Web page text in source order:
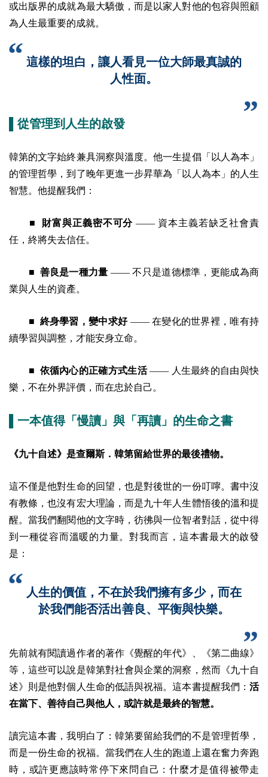
或出版界的成就為最大驕傲，而是以家人對他的包容與照顧
為人生最重要的成就。
這樣的坦白，讓人看見一位大師最真誠的
人性面。
▌從管理到人生的啟發
韓第的文字始終兼具洞察與溫度。他一生提倡「以人為本」
的管理哲學，到了晚年更進一步昇華為「以人為本」的人生
智慧。他提醒我們：
■ 財富與正義密不可分 —— 資本主義若缺乏社會責
任，終將失去信任。
■ 善良是一種力量 —— 不只是道德標準，更能成為商
業與人生的資產。
■ 終身學習，變中求好—— 在變化的世界裡，唯有持
續學習與調整，才能安身立命。
■ 依循內心的正確方式生活—— 人生最終的自由與快
樂，不在外界評價，而在忠於自己。
▌一本值得「慢讀」與「再讀」的生命之書
《九十自述》是查爾斯．韓第留給世界的最後禮物。
這不僅是他對生命的回望，也是對後世的一份叮嚀。書中沒
有教條，也沒有宏大理論，而是九十年人生體悟後的溫和提
醒。當我們翻閱他的文字時，彷彿與一位智者對話，從中得
到一種從容而溫暖的力量。 對我而言，這本書最大的啟發
是：
人生的價值，不在於我們擁有多少，而在
於我們能否活出善良、平衡與快樂。
先前就有閱讀過作者的著作《覺醒的年代》、《第二曲線》
等，這些可以說是韓第對社會與企業的洞察，然而《九十自
述》則是他對個人生命的低語與祝福。這本書提醒我們： 活
在當下、善待自己與他人，或許就是最終的智慧。
讀完這本書，我明白了：韓第要留給我們的不是管理哲學，
而是一份生命的祝福。當我們在人生的跑道上還在奮力奔跑
時，或許更應該時常停下來問自己：什麼才是值得被帶走